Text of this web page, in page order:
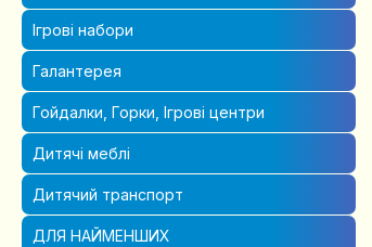
ВІЗОЧКИ, ЛІЖЕЧКА,
МАГАЗИНИ
РОГАТКИ, МЕЧІ, ШАБЛІ
ЗБРОЯ НА КУЛЬКАХ ТА
ЗБРОІ, ТИР, БІНОКЛІ
ТРАНСПОРТ
керуванні
Машинки пластмасові
ІГРОВІ НАБОРИ ДЛЯ
БІЛЬЯРД, ХОККЕЙ
АРМІЯ, СОЛДАТИ,
Ігрові набори
СВІТЛЯШКИ, АНТИСТРЕС
МІКРОСКОП, ТЕЛЕСКОП,
КАЛЕЙДОСКОП
ОСТАННІ НАДХОДЖЕННЯ
Галантерея
КОСМЕТИЧКИ
Гойдалки, Горки, Ігрові центри
Дитячі меблі
Дитячий транспорт
ДЛЯ НАЙМЕНШИХ